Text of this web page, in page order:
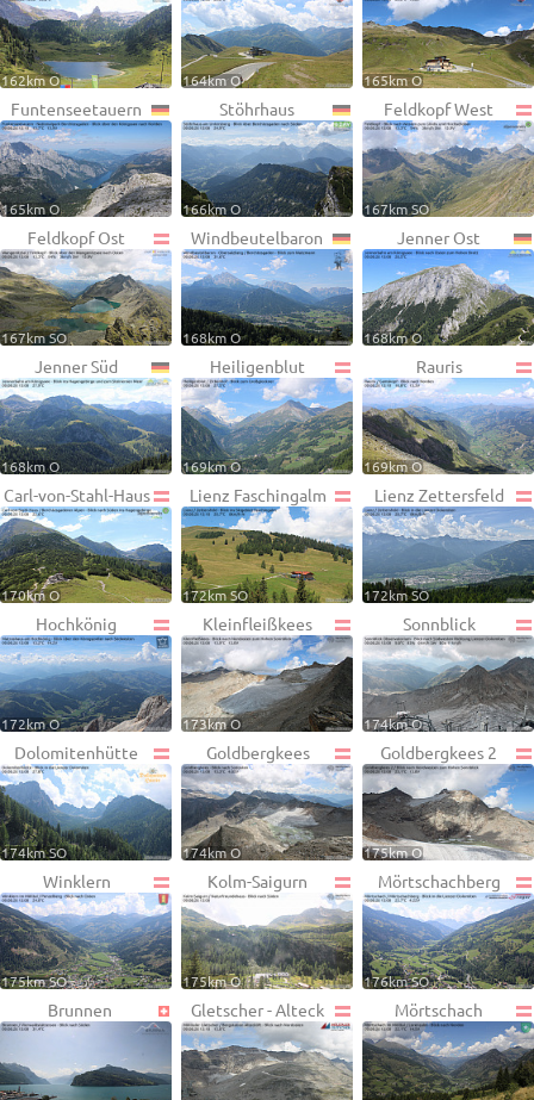
162km O 164km O 165km O
Funtenseetauern
165km O
Stöhrhaus
166km O
Feldkopf West
167km SO
Feldkopf Ost
167km SO
Windbeutelbaron
168km O
Jenner Ost
168km O
Jenner Süd
168km O
Heiligenblut
169km O
Rauris
169km O
Carl-von-Stahl-Haus
170km O
Lienz Faschingalm
172km SO
Lienz Zettersfeld
172km SO
Hochkönig
172km O
Kleinfleißkees
173km O
Sonnblick
174km O
Dolomitenhütte
174km SO
Goldbergkees
174km O
Goldbergkees 2
175km O
Winklern
175km SO
Kolm-Saigurn
175km O
Mörtschachberg
176km SO
Brunnen Gletscher - Alteck Mörtschach